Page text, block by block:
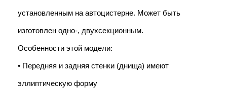
установленным на автоцистерне. Может быть
изготовлен одно-, двухсекционным.
Особенности этой модели:
• Передняя и задняя стенки (днища) имеют
эллиптическую форму